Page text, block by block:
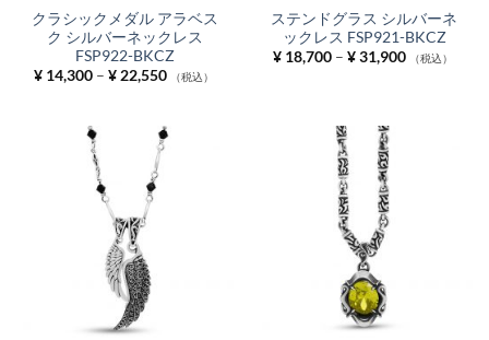
クラシックメダル アラベス
ク シルバーネックレス
FSP922-BKCZ
¥14,300 – ¥22,550価
格
–
（税込）
ステンドグラス シルバーネ
ックレス FSP921-BKCZ
¥18,700 – ¥31,900価
格
（税込）